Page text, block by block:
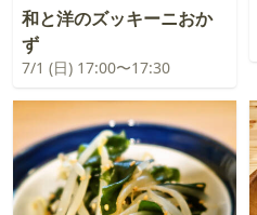
和と洋のズッキーニおか
ず
7/1 (日) 17:00〜17:30